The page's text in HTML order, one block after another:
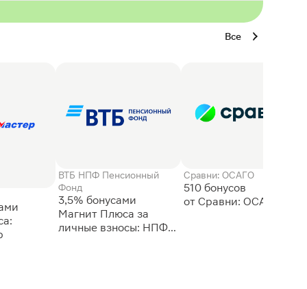
Все
ВТБ НПФ Пенсионный
Фонд
3,5% бонусами
Магнит Плюса за
личные взносы: НПФ
Сравни: ОСАГО
510 бонусов